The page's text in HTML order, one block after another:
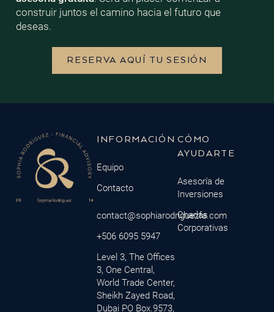
construir juntos el camino hacia el futuro que
deseas.
RESERVA AQUÍ TU SESIÓN
INFORMACIÓN
Equipo
Contacto
contact@sophiarodriguezfa.com
+506 6095 5947
Level 3, The Offices
3, One Central,
World Trade Center,
Sheikh Zayed Road,
Dubai PO Box.9573,
CÓMO
AYUDARTE
Asesoría de
Inversiones
Charlas
Corporativas